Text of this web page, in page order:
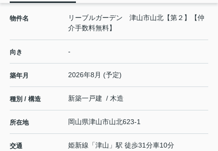
物件名
リーブルガーデン 津山市山北【第２】【仲
介手数料無料】
向き -
築年月 2026年8月 (予定)
種別 / 構造 新築一戸建 / 木造
所在地 岡山県津山市山北623-1
交通 姫新線 「津山 」駅 徒歩31分車10分